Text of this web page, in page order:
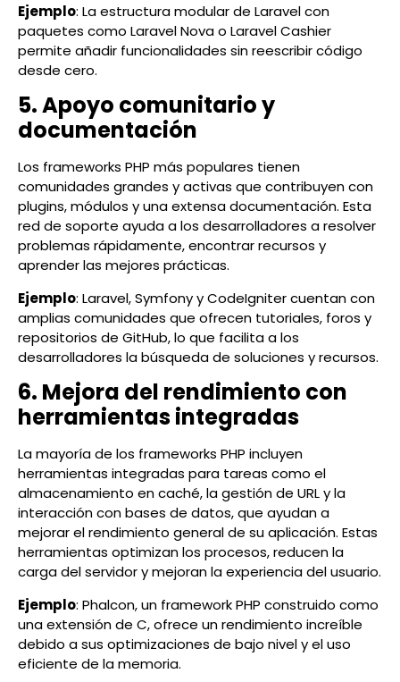
Ejemplo: La estructura modular de Laravel con
paquetes como Laravel Nova o Laravel Cashier
permite añadir funcionalidades sin reescribir código
desde cero.
5. Apoyo comunitario y
documentación
Los frameworks PHP más populares tienen
comunidades grandes y activas que contribuyen con
plugins, módulos y una extensa documentación. Esta
red de soporte ayuda a los desarrolladores a resolver
problemas rápidamente, encontrar recursos y
aprender las mejores prácticas.
Ejemplo: Laravel, Symfony y CodeIgniter cuentan con
amplias comunidades que ofrecen tutoriales, foros y
repositorios de GitHub, lo que facilita a los
desarrolladores la búsqueda de soluciones y recursos.
6. Mejora del rendimiento con
herramientas integradas
La mayoría de los frameworks PHP incluyen
herramientas integradas para tareas como el
almacenamiento en caché, la gestión de URL y la
interacción con bases de datos, que ayudan a
mejorar el rendimiento general de su aplicación. Estas
herramientas optimizan los procesos, reducen la
carga del servidor y mejoran la experiencia del usuario.
Ejemplo: Phalcon, un framework PHP construido como
una extensión de C, ofrece un rendimiento increíble
debido a sus optimizaciones de bajo nivel y el uso
eficiente de la memoria.